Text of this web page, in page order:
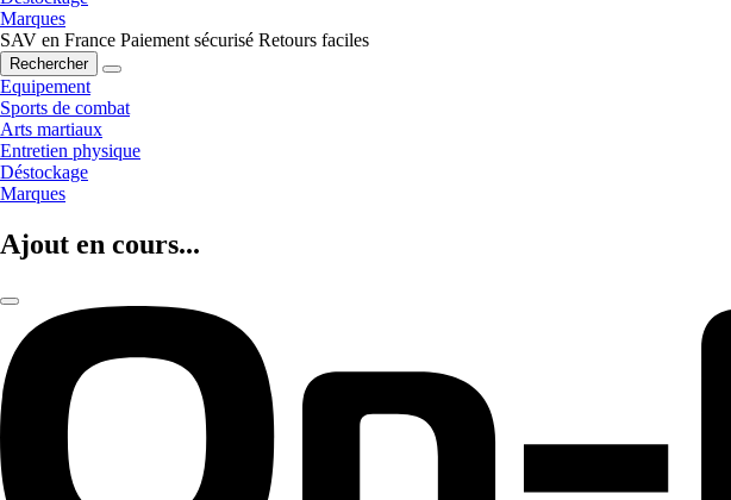
Marques
SAV en France Paiement sécurisé Retours faciles
Rechercher
Equipement
Sports de combat
Arts martiaux
Entretien physique
Déstockage
Marques
Ajout en cours...